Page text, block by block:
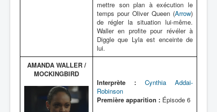
mettre son plan à exécution le
temps pour Oliver Queen (Arrow)
de régler la situation lui-même.
Waller en profite pour révéler à
Diggle que Lyla est enceinte de
lui.
AMANDA WALLER /
MOCKINGBIRD
Interprète :
Cynthia Addai-
Robinson
Première apparition : Épisode 6